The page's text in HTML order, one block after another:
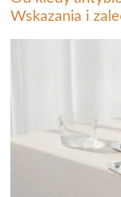
Wskazania i